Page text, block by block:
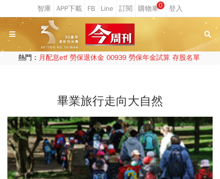
0
熱門： 月配息etf 勞保退休金 00939 勞保年金試算 存股名單
畢業旅行走向大自然